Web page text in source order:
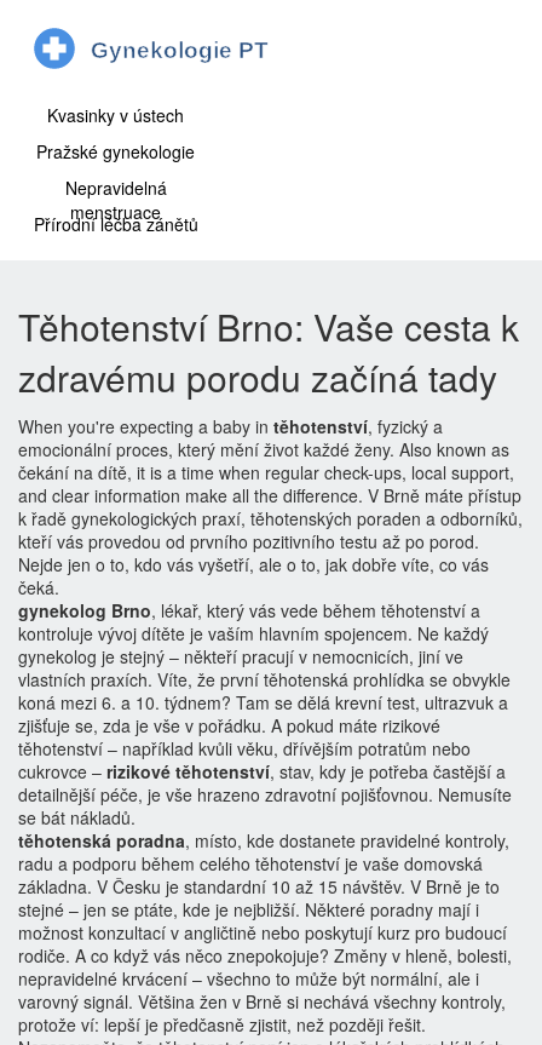
Kvasinky v ústech
Pražské gynekologie
Nepravidelná
menstruace
Přírodní léčba zánětů
Těhotenství Brno: Vaše cesta k
zdravému porodu začíná tady
When you're expecting a baby in těhotenství, fyzický a
emocionální proces, který mění život každé ženy. Also known as
čekání na dítě, it is a time when regular check-ups, local support,
and clear information make all the difference. V Brně máte přístup
k řadě gynekologických praxí, těhotenských poraden a odborníků,
kteří vás provedou od prvního pozitivního testu až po porod.
Nejde jen o to, kdo vás vyšetří, ale o to, jak dobře víte, co vás
čeká.
gynekolog Brno, lékař, který vás vede během těhotenství a
kontroluje vývoj dítěte je vaším hlavním spojencem. Ne každý
gynekolog je stejný – někteří pracují v nemocnicích, jiní ve
vlastních praxích. Víte, že první těhotenská prohlídka se obvykle
koná mezi 6. a 10. týdnem? Tam se dělá krevní test, ultrazvuk a
zjišťuje se, zda je vše v pořádku. A pokud máte rizikové
těhotenství – například kvůli věku, dřívějším potratům nebo
cukrovce – rizikové těhotenství, stav, kdy je potřeba častější a
detailnější péče, je vše hrazeno zdravotní pojišťovnou. Nemusíte
se bát nákladů.
těhotenská poradna, místo, kde dostanete pravidelné kontroly,
radu a podporu během celého těhotenství je vaše domovská
základna. V Česku je standardní 10 až 15 návštěv. V Brně je to
stejné – jen se ptáte, kde je nejbližší. Některé poradny mají i
možnost konzultací v angličtině nebo poskytují kurz pro budoucí
rodiče. A co když vás něco znepokojuje? Změny v hleně, bolesti,
nepravidelné krvácení – všechno to může být normální, ale i
varovný signál. Většina žen v Brně si nechává všechny kontroly,
protože ví: lepší je předčasně zjistit, než později řešit.